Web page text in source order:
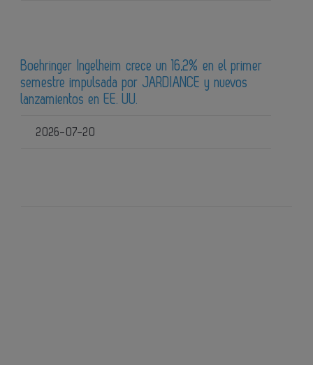
Boehringer Ingelheim crece un 16,2% en el primer
semestre impulsada por JARDIANCE y nuevos
lanzamientos en EE. UU.
2026-07-20